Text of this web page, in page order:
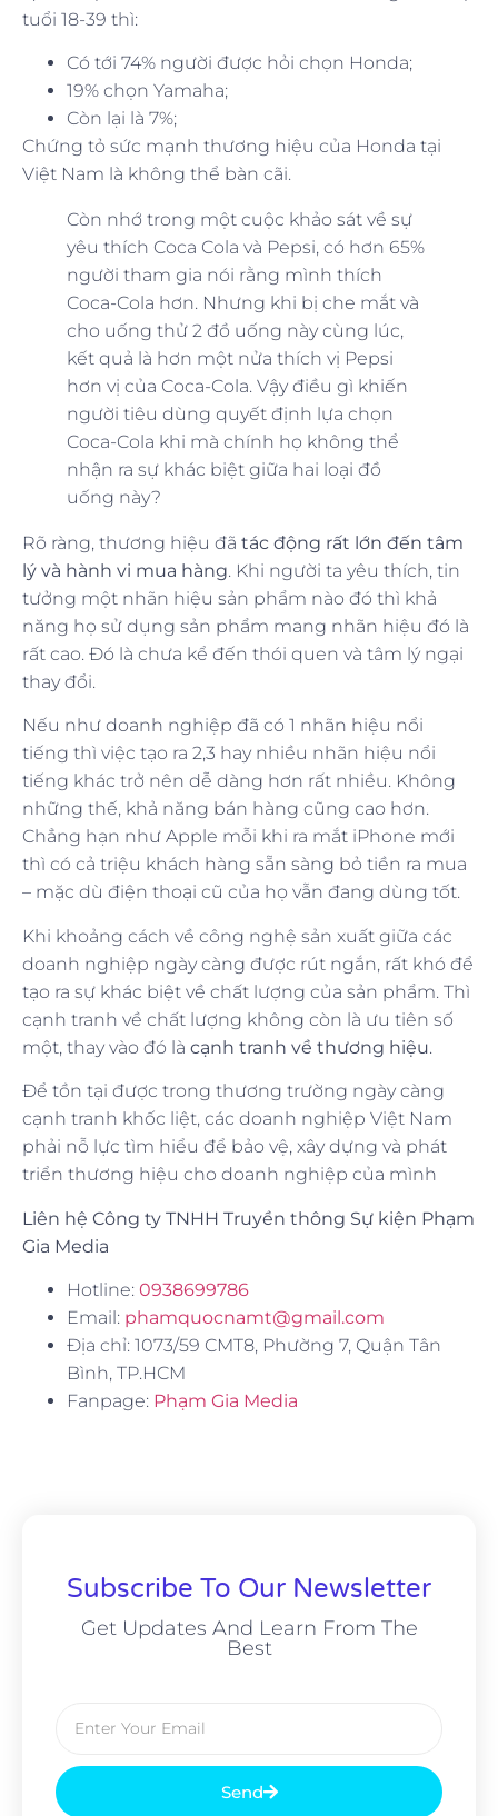
tuổi 18-39 thì:
Có tới 74% người được hỏi chọn Honda;
19% chọn Yamaha;
Còn lại là 7%;
Chứng tỏ sức mạnh thương hiệu của Honda tại
Việt Nam là không thể bàn cãi.
Còn nhớ trong một cuộc khảo sát về sự
yêu thích Coca Cola và Pepsi, có hơn 65%
người tham gia nói rằng mình thích
Coca-Cola hơn. Nhưng khi bị che mắt và
cho uống thử 2 đồ uống này cùng lúc,
kết quả là hơn một nửa thích vị Pepsi
hơn vị của Coca-Cola. Vậy điều gì khiến
người tiêu dùng quyết định lựa chọn
Coca-Cola khi mà chính họ không thể
nhận ra sự khác biệt giữa hai loại đồ
uống này?
Rõ ràng, thương hiệu đã tác động rất lớn đến tâm
lý và hành vi mua hàng. Khi người ta yêu thích, tin
tưởng một nhãn hiệu sản phẩm nào đó thì khả
năng họ sử dụng sản phẩm mang nhãn hiệu đó là
rất cao. Đó là chưa kể đến thói quen và tâm lý ngại
thay đổi.
Nếu như doanh nghiệp đã có 1 nhãn hiệu nổi
tiếng thì việc tạo ra 2,3 hay nhiều nhãn hiệu nổi
tiếng khác trở nên dễ dàng hơn rất nhiều. Không
những thế, khả năng bán hàng cũng cao hơn.
Chẳng hạn như Apple mỗi khi ra mắt iPhone mới
thì có cả triệu khách hàng sẵn sàng bỏ tiền ra mua
– mặc dù điện thoại cũ của họ vẫn đang dùng tốt.
Khi khoảng cách về công nghệ sản xuất giữa các
doanh nghiệp ngày càng được rút ngắn, rất khó để
tạo ra sự khác biệt về chất lượng của sản phẩm. Thì
cạnh tranh về chất lượng không còn là ưu tiên số
một, thay vào đó là cạnh tranh về thương hiệu.
Để tồn tại được trong thương trường ngày càng
cạnh tranh khốc liệt, các doanh nghiệp Việt Nam
phải nỗ lực tìm hiểu để bảo vệ, xây dựng và phát
triển thương hiệu cho doanh nghiệp của mình
Liên hệ Công ty TNHH Truyền thông Sự kiện Phạm
Gia Media
Hotline: 0938699786
Email: phamquocnamt@gmail.com
Địa chỉ: 1073/59 CMT8, Phường 7, Quận Tân
Bình, TP.HCM
Fanpage: Phạm Gia Media
Subscribe To Our Newsletter
Get Updates And Learn From The
Best
Send